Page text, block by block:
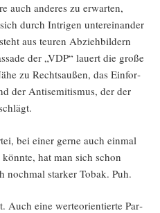
auch ande­res zu erwar­ten,
durch Intri­gen unter­ein­an­der
aus teu­ren Abzieh­bil­dern
der „VDP“ lau­ert die gro­ße
zu Rechts­au­ßen, das Ein­for­
der Anti­se­mi­tis­mus, der der
bei einer ger­ne auch ein­mal
hat man sich schon
noch­mal star­ker Tobak. Puh.
Auch eine wer­te­ori­en­tier­te Par­